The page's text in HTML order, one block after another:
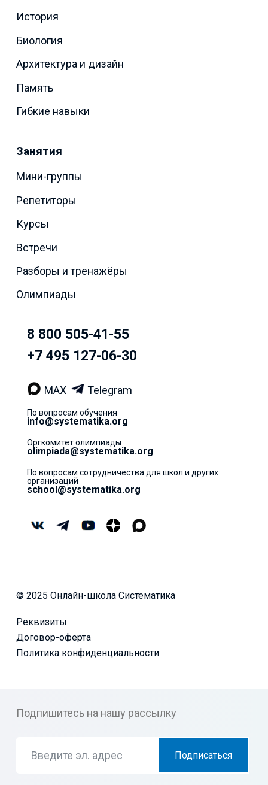
История
Биология
Архитектура и дизайн
Память
Гибкие навыки
Занятия
Мини-группы
Репетиторы
Курсы
Встречи
Разборы и тренажёры
Олимпиады
8 800 505-41-55
+7 495 127-06-30
MAX Telegram
По вопросам обучения
info@systematika.org
Оргкомитет олимпиады
olimpiada@systematika.org
По вопросам сотрудничества для школ и других
организаций
school@systematika.org
© 2025 Онлайн-школа Систематика
Реквизиты
Договор-оферта
Политика конфиденциальности
Подпишитесь на нашу рассылку
Подписаться